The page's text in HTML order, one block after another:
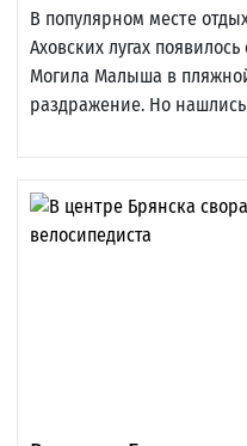
В популярном месте
Аховских лугах
Могила Малыша в
раздражение. Но